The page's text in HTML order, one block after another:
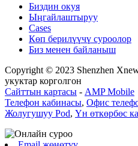
Биздин окуя
Ыңгайлаштыруу
Cases
Көп берилүүчү суроолор
Биз менен байланыш
Copyright © 2023 Shenzhen
укуктар корголгон
Сайттын картасы - AMP Mobile
Телефон кабинасы, Офис
Жолугушуу Pod, Үн өткөрбөс